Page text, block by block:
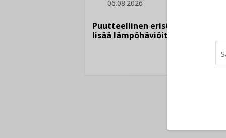
06.08.2026
Puutteellinen eristys
lisää lämpöhäviöitä